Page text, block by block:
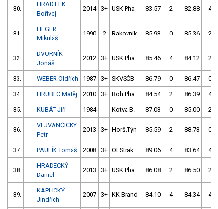
30.
HRADILEK
Bořivoj
2014 3+ USK Pha 83.57 2 82.88 4
31.
HEGER
Mikuláš
1990 2 Rakovník 85.93 0 85.36 2
32.
DVORNÍK
Jonáš
2012 3+ USK Pha 85.46 4 84.12 2
33. WEBER Oldřich 1987 3+ SKVSČB 86.79 0 86.47 0
34. HRUBEC Matěj 2010 3+ Boh.Pha 84.54 2 86.39 4
35. KUBÁT Jiří 1984 Kotva B. 87.03 0 85.00 2
36.
VEJVANČICKÝ
Petr
2013 3+ Horš.Týn 85.59 2 88.73 0
37. PAULÍK Tomáš 2008 3+ Ot.Strak 89.06 4 83.64 4
38.
HRADECKÝ
Daniel
2013 3+ USK Pha 86.08 2 86.50 2
39.
KAPLICKÝ
Jindřich
2007 3+ KK Brand 84.10 4 84.34 4